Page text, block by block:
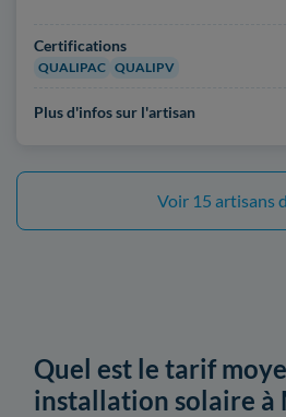
Certifications
QUALIPAC QUALIPV
Plus d'infos sur l'artisan
Voir 15 artisans
Quel est le tarif
installation solaire à